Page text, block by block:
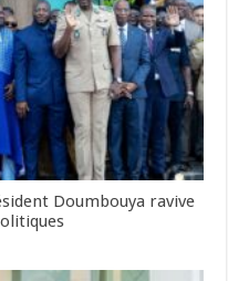
Doumbouya ravive